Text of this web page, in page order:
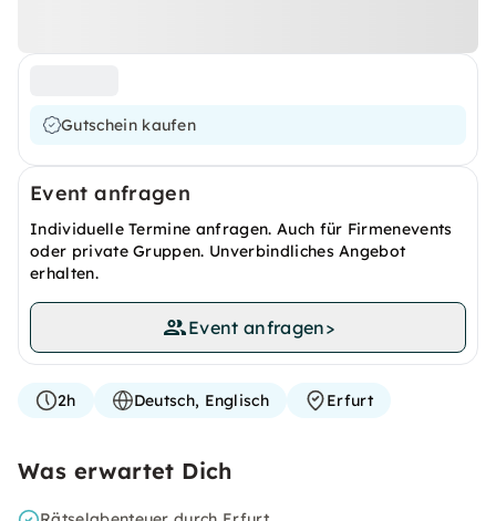
Gutschein kaufen
Event anfragen
Individuelle Termine anfragen. Auch für Firmenevents
oder private Gruppen. Unverbindliches Angebot
erhalten.
Event anfragen>
2h Deutsch, Englisch Erfurt
Was erwartet Dich